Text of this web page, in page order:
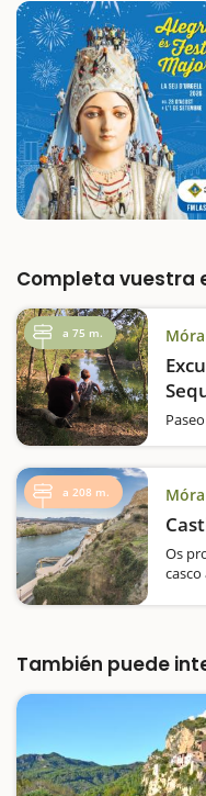
Completa vuestra
a 75 m.
de
a 208 m.
Os
También puede